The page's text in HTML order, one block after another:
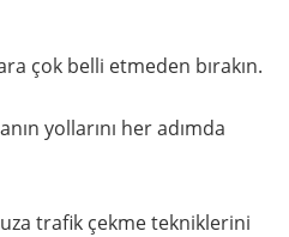
çok belli etmeden bırakın.
yollarını her adımda
trafik çekme tekniklerini